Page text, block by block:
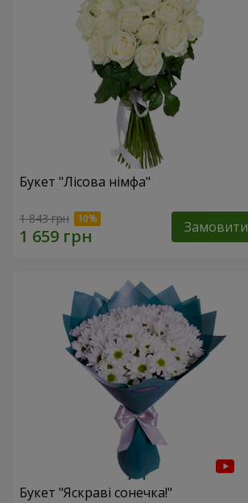
Букет "Лісова німфа"
1 843 грн Замовити
Букет "Яскраві сонечка!"